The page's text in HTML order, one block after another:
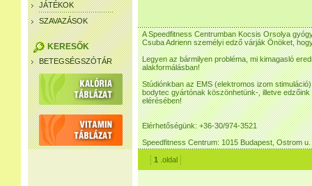
JÁTÉKOK
SZAVAZÁSOK
KERESŐK
BETEGSÉGSZÓTÁR
A Speedfitness Centrumban Kocsis Orsolya
Csuba Adrienn személyi edző várják Önöket,
Legyen az bármilyen probléma, mi kimagasló
alakformálásban!
Stúdiónkban az EMS (elektromos izom
bodytec gyártónak köszönhetünk-, illetve
elérésében!
Elérhetőségünk: +36-30/974-3521
Speedfitness Centrum: 1015 Budapest, Ostrom u.
1 .oldal